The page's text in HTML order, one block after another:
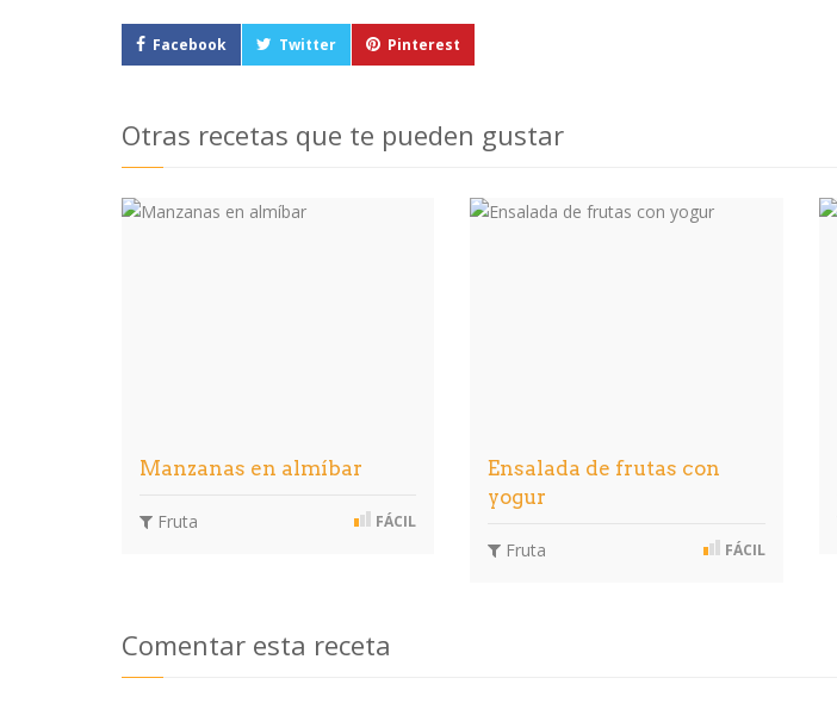
Facebook Twitter Pinterest
Otras recetas que te pueden gustar
Manzanas en almíbar
Fruta FÁCIL
Ensalada de frutas con
yogur
Fruta FÁCIL
Comentar esta receta